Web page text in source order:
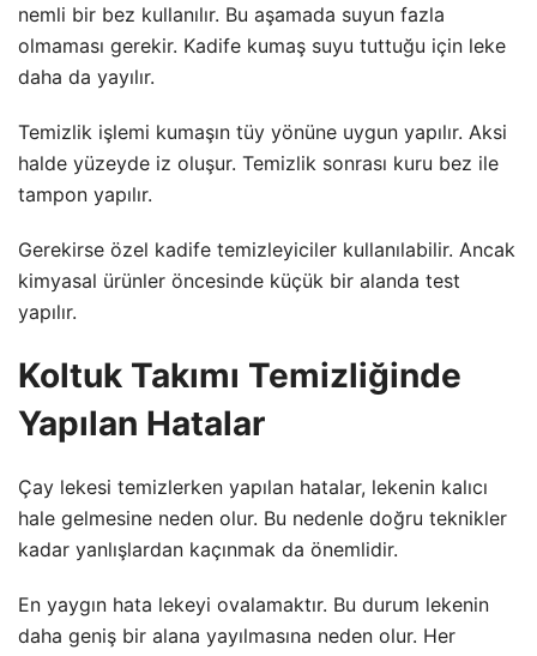
nemli bir bez kullanılır. Bu aşamada suyun fazla
olmaması gerekir. Kadife kumaş suyu tuttuğu için leke
daha da yayılır.
Temizlik işlemi kumaşın tüy yönüne uygun yapılır. Aksi
halde yüzeyde iz oluşur. Temizlik sonrası kuru bez ile
tampon yapılır.
Gerekirse özel kadife temizleyiciler kullanılabilir. Ancak
kimyasal ürünler öncesinde küçük bir alanda test
yapılır.
Koltuk Takımı Temizliğinde
Yapılan Hatalar
Çay lekesi temizlerken yapılan hatalar, lekenin kalıcı
hale gelmesine neden olur. Bu nedenle doğru teknikler
kadar yanlışlardan kaçınmak da önemlidir.
En yaygın hata lekeyi ovalamaktır. Bu durum lekenin
daha geniş bir alana yayılmasına neden olur. Her